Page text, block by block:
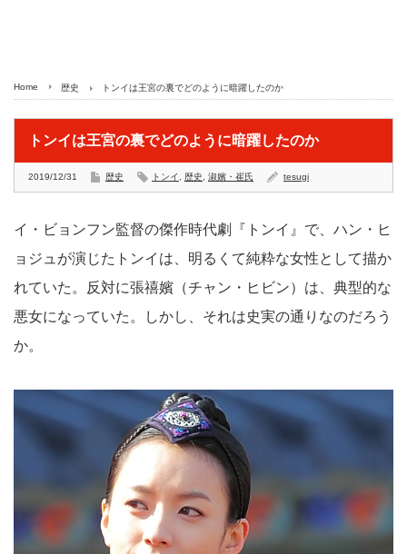
Home 歴史 トンイは王宮の裏でどのように暗躍したのか
トンイは王宮の裏でどのように暗躍したのか
2019/12/31 歴史 トンイ 歴史 淑嬪・崔氏 tesugi
イ・ビョンフン監督の傑作時代劇『トンイ』で、ハン・ヒ
ョジュが演じたトンイは、明るくて純粋な女性として描か
れていた。反対に張禧嬪（チャン・ヒビン）は、典型的な
悪女になっていた。しかし、それは史実の通りなのだろう
か。